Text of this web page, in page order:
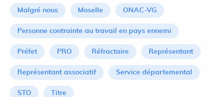
Malgré nous Moselle ONAC-VG
Personne contrainte au travail en pays ennemi
Préfet PRO Réfractaire Représentant
Représentant associatif Service départemental
STO Titre